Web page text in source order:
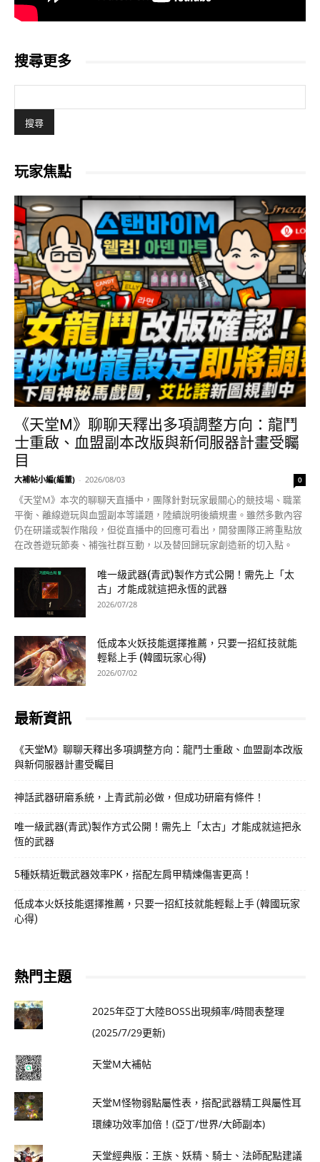
搜尋更多
玩家焦點
《天堂M》聊聊天釋出多項調整方向：龍鬥
士重啟、血盟副本改版與新伺服器計畫受矚
目
大補帖小編(編董) - 2026/08/03 0
《天堂M》本次的聊聊天直播中，團隊針對玩家最關心的競技場、職業
平衡、離線遊玩與血盟副本等議題，陸續說明後續規畫。雖然多數內容
仍在研議或製作階段，但從直播中的回應可看出，開發團隊正將重點放
在改善遊玩節奏、補強社群互動，以及替回歸玩家創造新的切入點。
唯一級武器(青武)製作方式公開！需先上「太
古」才能成就這把永恆的武器
2026/07/28
低成本火妖技能選擇推薦，只要一招紅技就能
輕鬆上手 (韓國玩家心得)
2026/07/02
最新資訊
《天堂M》聊聊天釋出多項調整方向：龍鬥士重啟、血盟副本改版
與新伺服器計畫受矚目
神話武器研磨系統，上青武前必做，但成功研磨有條件！
唯一級武器(青武)製作方式公開！需先上「太古」才能成就這把永
恆的武器
5種妖精近戰武器效率PK，搭配左肩甲精煉傷害更高！
低成本火妖技能選擇推薦，只要一招紅技就能輕鬆上手 (韓國玩家
心得)
熱門主題
2025年亞丁大陸BOSS出現頻率/時間表整理
(2025/7/29更新)
天堂M大補帖
天堂M怪物弱點屬性表，搭配武器精工與屬性耳
環練功效率加倍！(亞丁/世界/大師副本)
天堂經典版：王族、妖精、騎士、法師配點建議